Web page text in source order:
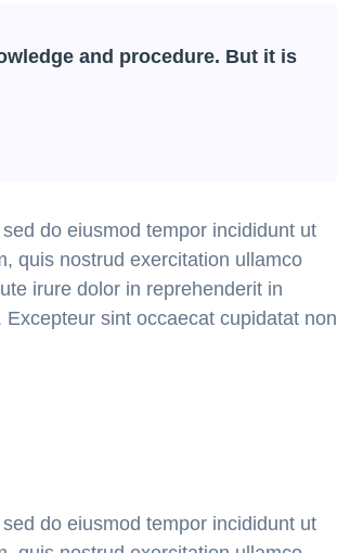
and procedure. But it is
do eiusmod tempor incididunt ut
quis nostrud exercitation ullamco
irure dolor in reprehenderit in
sint occaecat cupidatat non
do eiusmod tempor incididunt ut